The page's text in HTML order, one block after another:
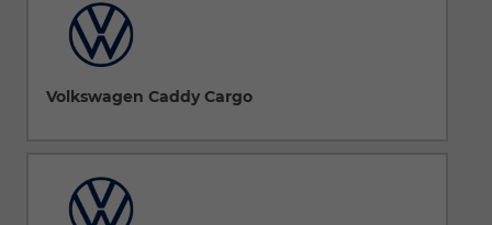
Volkswagen Caddy Cargo